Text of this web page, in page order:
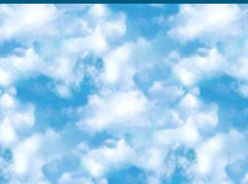
практический центр навыков и международной оценки (Д.Давидова), Республика образовательный центр (Худайкулов Ш.) итоговый государственный аттестационный экзамен ориентирован на творческое и логическое мышление при подготовке базы материалов учитывать введение заданий. 5. Следует отметить, что: сертификат государственного образца о знании общеобразовательного предмета и как минимум национальный уровень B1 по предметам на иностранных языках, указанным в Приложении 2. или международно признанный сертификат эквивалентного уровня студенты, изучающие определенный предмет, освобождаются от экзамена; по соответствующим предметам запланирована итоговая государственная аттестация за день до дня, путем жеребьевки Рабочей группой (в письменной форме по предметам, проводимым в форме) из числа сформированных вариантов выбрано 2 варианта; 2 выбранных варианта экзамена анонсированы на официальном сайте министерства и все выпускники по всей стране на основе этих вариантов проводит итоговую государственную аттестацию. 6. Государственное образование учащихся средних общеобразовательных учреждений. знания в соответствии с квалификационными требованиями, которые необходимо приобрести на основании стандартов итоговый (выпускной) контроль для 9 и 11 классов в целях тестирования Экзамены (далее – экзамены) состоят из предметов, перечисленных в приложении 1. будет сделано. 7. Экзамены пройдут с 26 мая по 15 июня 2024 г. (кроме науки физического воспитания). 8. Физическая для учащихся 9 классов общесредних образовательных учреждений. Экзамены по предмету «Образование, квалификация медицина» 1-6 мая 2024 года. сотрудники перевести под присмотр (с отклонениями в физическом или умственном развитии) специализированная школа для детей, школы-интернаты и со сколиозом школы-интернаты санаторного типа для больных детей исключены). 9. Он был слепым, слабовидящим и имел нарушения опорно-двигательного аппарата. экзамены в специализированных школах и интернатах для детей должны проводиться исходя из требований, предъявляемых к общеобразовательным учреждениям (физкультура кроме науки). 10. Специализированная школа для глухих и слабослышащих детей. и экзамены в интернатах и быть реализован в виде письменного теста по математике. 11. Специальность для умственно отсталых детей. Для 9 класса Родной язык и литературное письмо Государственный язык (язык обучения – узбекский). для неклассов) написано Математическое письмо Письменная/устная история Узбекистана Физическое воспитание практично Итоговый контроль Для 11 класса Написание родного языка и литературы (эссе) Математическое письмо Узбекский язык (обучение на узбекском языке) не посещающее общее среднее образование для учреждений)/Образовательное учреждение выбор письменный и устный Иностранный язык письменный/устный Письменная/устная история Узбекистана *По выбору студента:  Химия  Физика  Основы государственного права  География 10 бесплатных образовательных ресурсов - Мы составили подборку онлайн-проектов с интерактивными упражнениями, видеолекциями и статьями. Они помогут вам обрести новые и освежить старые знания бесплатно. 1. «ИНТУИТ» Старейшая образовательная площадка Рунета. Здесь вы найдёте сотни текстовых и видеокурсов на десятки различных тем — от программирования до психологии. Многие курсы подготовлены российскими университетами и крупными международными компаниями вроде Intel и Microsoft. Самостоятельное обучение бесплатное, но желающие могут оплатить услуги персональных наставников. 2. «Смартия» знакомит с актуальными профессиями и подсказывает, как им обучаться. Выбрав заинтересовавшую вас специальность — SMM-специалист, фотограф, веб-дизайнер или другую, — увидите список необходимых для неё умений. Чтобы вы могли освоить их самостоятельно, для каждого умения площадка отображает подборку ссылок на учебные материалы. Хотя «Смартия» ориентируется на русскоязычную аудиторию, часть контента всё же доступна только на английском. 3. «Лекторий Физтеха» Проект Московского физико-технического института (Физтеха). С его помощью вы можете смотреть онлайн серии лекций, записанные на видео в этом вузе. В